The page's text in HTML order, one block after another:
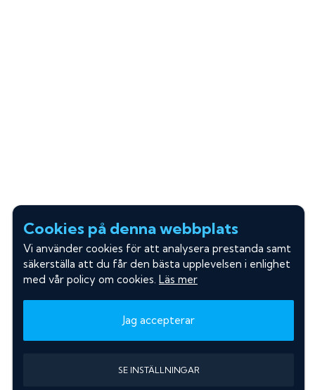
Cookies på denna webbplats
Vi använder cookies för att analysera prestanda samt
säkerställa att du får den bästa upplevelsen i enlighet
med vår policy om cookies. Läs mer
Jag accepterar
SE INSTÄLLNINGAR